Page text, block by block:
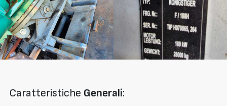
Caratteristiche Generali: